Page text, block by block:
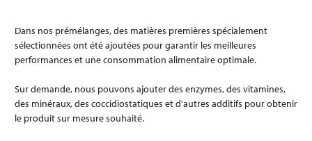
Dans nos prémélanges, des matières premières spécialement
sélectionnées ont été ajoutées pour garantir les meilleures
performances et une consommation alimentaire optimale.
Sur demande, nous pouvons ajouter des enzymes, des vitamines,
des minéraux, des coccidiostatiques et d'autres additifs pour obtenir
le produit sur mesure souhaité.